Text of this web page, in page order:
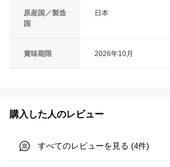
原産国／製造
国
日本
賞味期限 2026年10月
購入した人のレビュー
すべてのレビューを見る (4件)